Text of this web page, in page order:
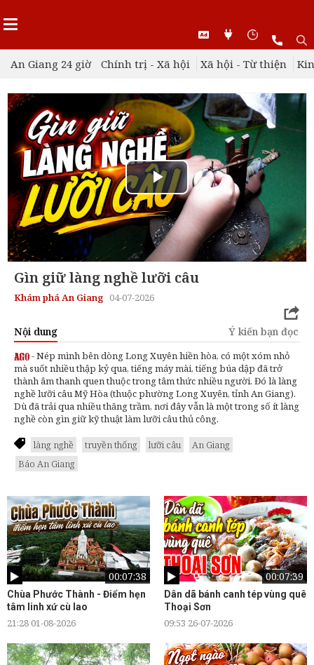
An Giang 24 giờ Chính trị - Xã hội Xã hội - Từ thiện
Play
Video
Gìn giữ làng nghề lưỡi câu
Khám phá An Giang 04-07-2026
Nội dung Ý kiến bạn đọc
- Nép mình bên dòng Long Xuyên hiền hòa, có một xóm nhỏ
mà suốt nhiều thập kỷ qua, tiếng máy mài, tiếng búa dập đã trở
thành âm thanh quen thuộc trong tâm thức nhiều người. Đó là làng
nghề lưỡi câuMỹ Hòa(thuộc phườngLong Xuyên, tỉnhAn Giang).
Dù đã trải qua nhiều thăng trầm, nơi đây vẫn là một trong số ítlàng
nghềcòn gìn giữ kỹ thuật làm lưỡi câu thủ công.
làng nghề truyền thống lưỡi câu
An Giang
Báo An Giang
00:07:38
Chùa Phước Thành - Điểm hẹn
tâm linh xứ cù lao
21:28 01-08-2026
00:07:39
Dân dã bánh canh tép vùng quê
Thoại Sơn
09:53 26-07-2026